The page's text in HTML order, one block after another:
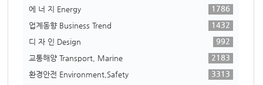
에 너 지 Energy
1786
업계동향 Business Trend
1432
디 자 인 Design
992
교통해양 Transport, Marine
2183
환경안전 Environment,Safety
3313